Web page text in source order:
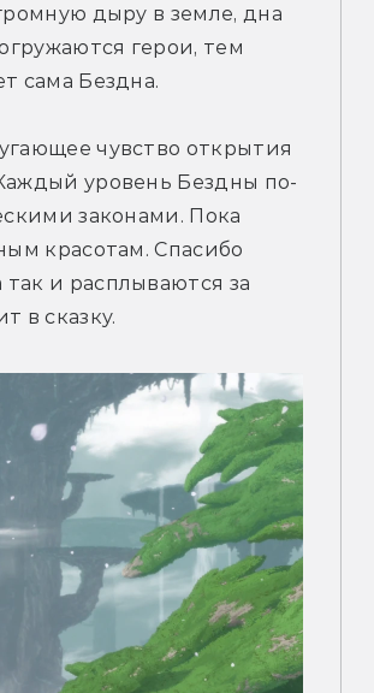
дыру в земле, дна
герои, тем
сама Бездна.
чувство открытия
уровень Бездны по-
законами. Пока
красотам. Спасибо
и расплываются за
в сказку.